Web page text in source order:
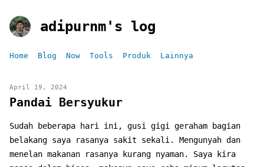
adipurnm's log
Home Blog Now Tools Produk Lainnya
April 19, 2024
Pandai Bersyukur
Sudah beberapa hari ini, gusi gigi geraham bagian
belakang saya rasanya sakit sekali. Mengunyah dan
menelan makanan rasanya kurang nyaman. Saya kira